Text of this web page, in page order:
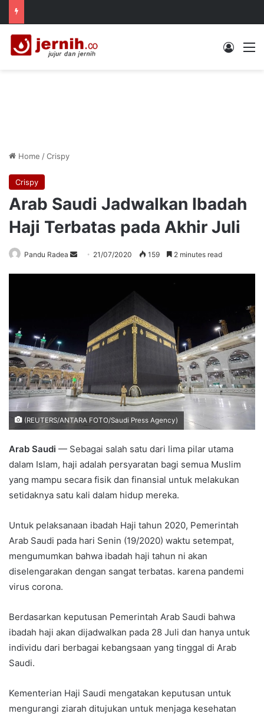
Log In
Home /Crispy
Crispy
Arab Saudi Jadwalkan Ibadah
Haji Terbatas pada Akhir Juli
Pandu Radea
Send 21/07/2020 159 2 minutes read
(REUTERS/ANTARA FOTO/Saudi Press Agency)
Arab Saudi — Sebagai salah satu dari lima pilar utama
dalam Islam, haji adalah persyaratan bagi semua Muslim
yang mampu secara fisik dan finansial untuk melakukan
setidaknya satu kali dalam hidup mereka.
Untuk pelaksanaan ibadah Haji tahun 2020, Pemerintah
Arab Saudi pada hari Senin (19/2020) waktu setempat,
mengumumkan bahwa ibadah haji tahun ni akan
diselengarakan dengan sangat terbatas. karena pandemi
virus corona.
Berdasarkan keputusan Pemerintah Arab Saudi bahwa
ibadah haji akan dijadwalkan pada 28 Juli dan hanya untuk
individu dari berbagai kebangsaan yang tinggal di Arab
Saudi.
Kementerian Haji Saudi mengatakan keputusan untuk
mengurangi ziarah ditujukan untuk menjaga kesehatan